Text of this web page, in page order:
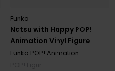
Natsu with Happy POP!
Animation Vinyl Figure
Funko
Funko POP! Animation